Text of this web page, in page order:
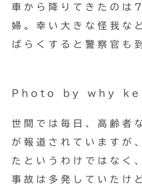
車から降りてきたのは
婦。幸い大きな怪我な
ばらくすると警察官も
Photo by why
世間では毎日、高齢者
が報道されていますが
たというわけではなく
事故は多発していたけ